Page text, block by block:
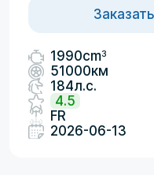
1990cm3
51000км
184л.с.
4.5
FR
2026-06-13